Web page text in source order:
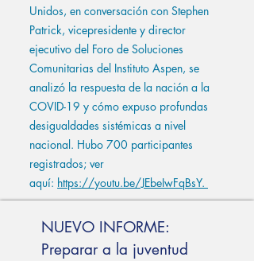
Unidos, en conversación con Stephen
Patrick, vicepresidente y director
ejecutivo del Foro de Soluciones
Comunitarias del Instituto Aspen, se
analizó la respuesta de la nación a la
COVID-19 y cómo expuso profundas
desigualdades sistémicas a nivel
nacional. Hubo 700 participantes
registrados; ver
aquí: https://youtu.be/JEbeIwFqBsY.
NUEVO INFORME:
Preparar a la juventud